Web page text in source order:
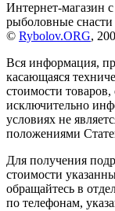
Интернет-магазин
рыболовные
© Rybolov.ORG,
Вся информация,
касающаяся
стоимости
исключительно
условиях не
положениями
Для получения
стоимости
обращайтесь в
по телефонам,